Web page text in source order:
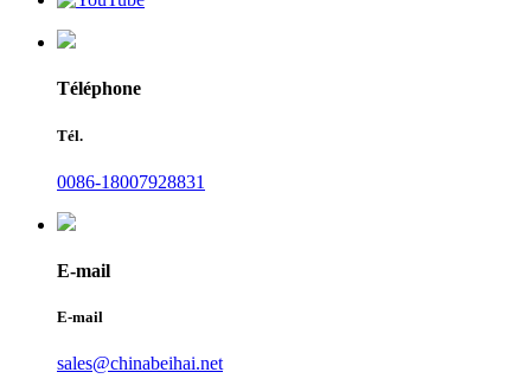
Téléphone
Tél.
0086-18007928831
E-mail
E-mail
sales@chinabeihai.net